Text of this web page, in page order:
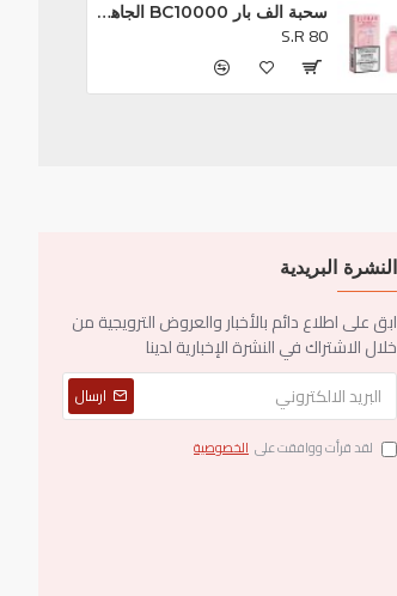
سحبة الف بار BC10000 الجاهزه تروبيكال بريزم بلاست *
S.R 80
النشرة البريدية
ابق على اطلاع دائم بالأخبار والعروض الترويجية من
خلال الاشتراك في النشرة الإخبارية لدينا
ارسال
لقد قرأت ووافقت على الخصوصية